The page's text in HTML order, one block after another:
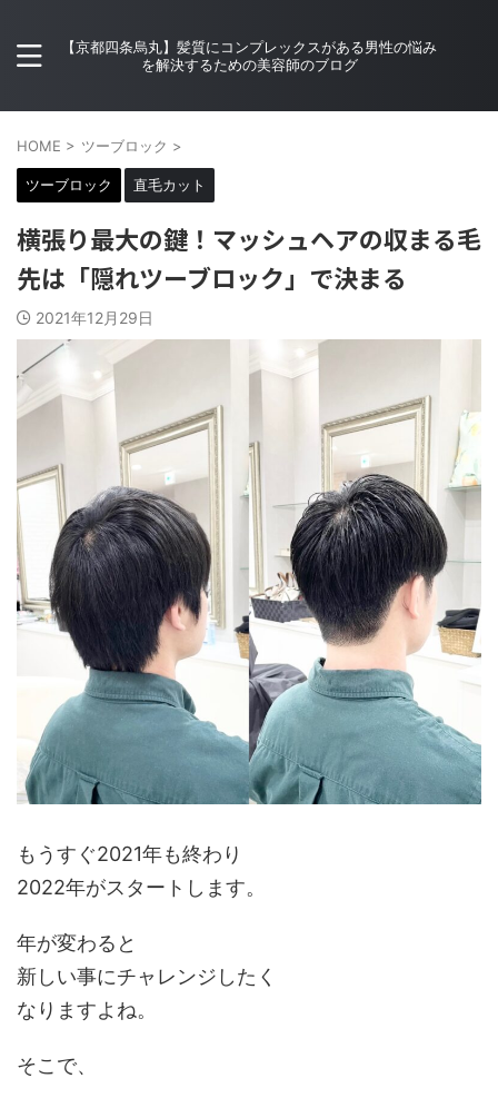
【京都四条烏丸】髪質にコンプレックスがある男性の悩み
を解決するための美容師のブログ
HOME > ツーブロック >
ツーブロック 直毛カット
横張り最大の鍵！マッシュヘアの収まる毛
先は「隠れツーブロック」で決まる
2021年12月29日
もうすぐ2021年も終わり
2022年がスタートします。
年が変わると
新しい事にチャレンジしたく
なりますよね。
そこで、